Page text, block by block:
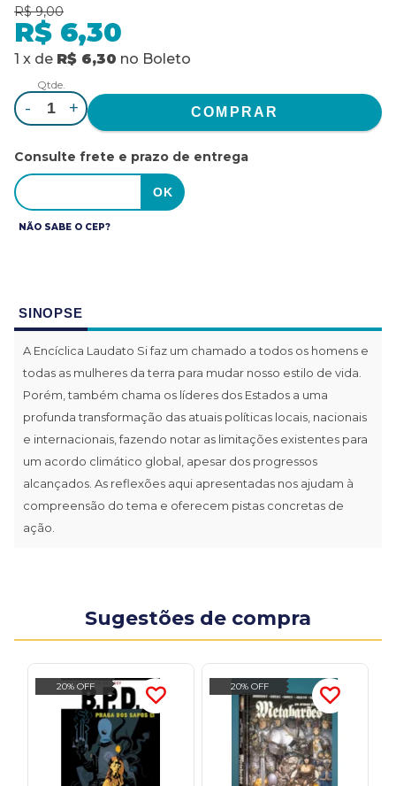
R$ 9,00
R$ 6,30
1 x de R$ 6,30 no Boleto
Qtde.
- +
Consulte frete e prazo de entrega
NÃO SABE O CEP?
SINOPSE
A Encíclica Laudato Si faz um chamado a todos os homens e
todas as mulheres da terra para mudar nosso estilo de vida.
Porém, também chama os líderes dos Estados a uma
profunda transformação das atuais políticas locais, nacionais
e internacionais, fazendo notar as limitações existentes para
um acordo climático global, apesar dos progressos
alcançados. As reflexões aqui apresentadas nos ajudam à
compreensão do tema e oferecem pistas concretas de
ação.
Sugestões de compra
20% OFF 20% OFF